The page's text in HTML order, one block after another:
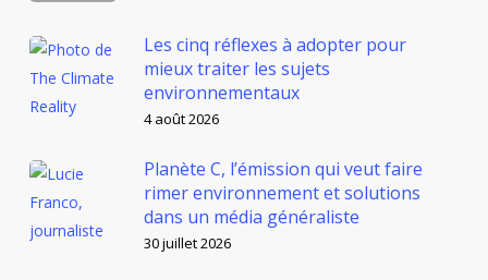
Les cinq réflexes à adopter pour
mieux traiter les sujets
environnementaux
4 août 2026
Planète C, l’émission qui veut faire
rimer environnement et solutions
dans un média généraliste
30 juillet 2026